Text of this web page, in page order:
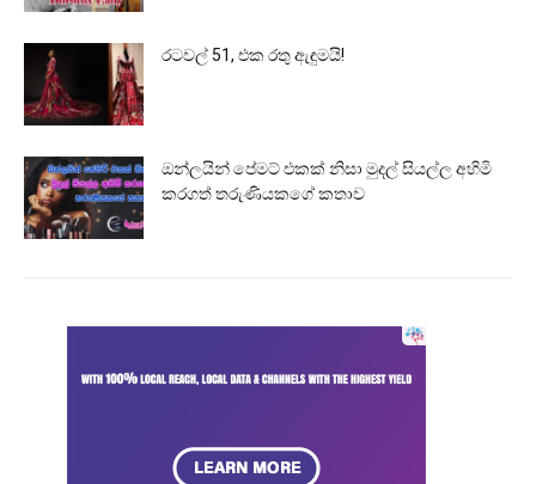
රටවල් 51, එක රතු ඇඳුමයි!
ඔන්ලයින් පේමට් එකක් නිසා මුදල් සියල්ල අහිමි
කරගත් තරුණියකගේ කතාව